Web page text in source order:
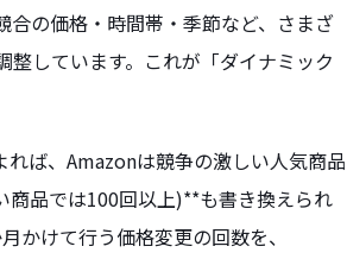
合の価格・時間帯・季節など、さまざ
しています。これが「ダイナミック
ば、Amazonは競争の激しい人気商品
品では100回以上)**も書き換えられ
かけて行う価格変更の回数を、